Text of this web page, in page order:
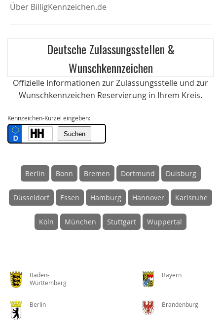
Über BilligKennzeichen.de
Deutsche Zulassungsstellen &
Wunschkennzeichen
Offizielle Informationen zur Zulassungsstelle und zur
Wunschkennzeichen Reservierung in Ihrem Kreis.
Kennzeichen-Kürzel eingeben:
Berlin Bonn Bremen Dortmund Duisburg
Düsseldorf Essen Hamburg Hannover Karlsruhe
Köln München Stuttgart Wuppertal
Baden-
Württemberg
Bayern
Berlin Brandenburg